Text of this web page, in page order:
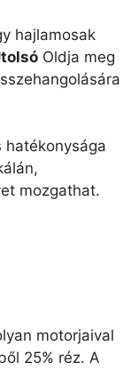
hajlamosak
Oldja meg
hatékonysága
mozgathat.
motorjaival
25% réz. A